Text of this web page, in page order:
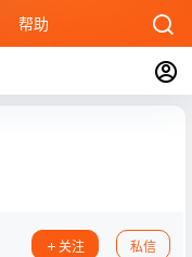
帮助
关注 私信